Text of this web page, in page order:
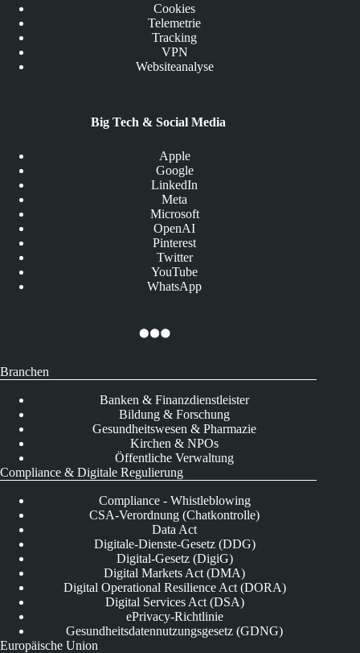
Cookies
Telemetrie
Tracking
VPN
Websiteanalyse
Big Tech & Social Media
Apple
Google
LinkedIn
Meta
Microsoft
OpenAI
Pinterest
Twitter
YouTube
WhatsApp
Branchen
Banken & Finanzdienstleister
Bildung & Forschung
Gesundheitswesen & Pharmazie
Kirchen & NPOs
Öffentliche Verwaltung
Compliance & Digitale Regulierung
Compliance - Whistleblowing
CSA-Verordnung (Chatkontrolle)
Data Act
Digitale-Dienste-Gesetz (DDG)
Digital-Gesetz (DigiG)
Digital Markets Act (DMA)
Digital Operational Resilience Act (DORA)
Digital Services Act (DSA)
ePrivacy-Richtlinie
Gesundheitsdatennutzungsgesetz (GDNG)
Europäische Union